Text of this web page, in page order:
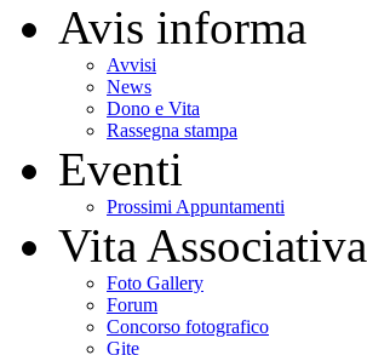
Avis informa
Avvisi
News
Dono e Vita
Rassegna stampa
Eventi
Prossimi Appuntamenti
Vita Associativa
Foto Gallery
Forum
Concorso fotografico
Gite